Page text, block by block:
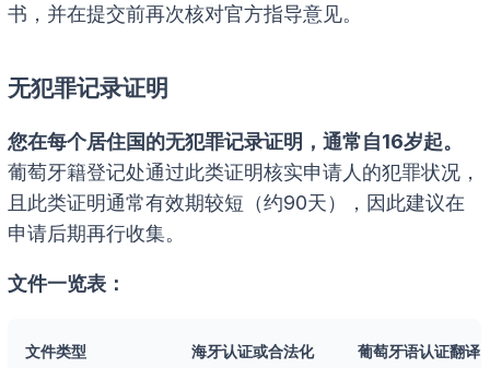
书，并在提交前再次核对官方指导意见。
无犯罪记录证明
您在每个居住国的无犯罪记录证明，通常自16岁起。
葡萄牙籍登记处通过此类证明核实申请人的犯罪状况，
且此类证明通常有效期较短（约90天），因此建议在
申请后期再行收集。
文件一览表：
文件类型 海牙认证或合法化 葡萄牙语认证翻译